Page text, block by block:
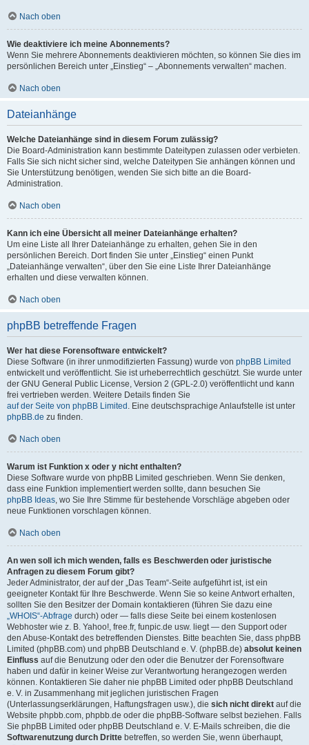
Nach oben
Wie deaktiviere ich meine Abonnements?
Wenn Sie mehrere Abonnements deaktivieren möchten, so können Sie dies im
persönlichen Bereich unter „Einstieg“ – „Abonnements verwalten“ machen.
Nach oben
Dateianhänge
Welche Dateianhänge sind in diesem Forum zulässig?
Die Board-Administration kann bestimmte Dateitypen zulassen oder verbieten.
Falls Sie sich nicht sicher sind, welche Dateitypen Sie anhängen können und
Sie Unterstützung benötigen, wenden Sie sich bitte an die Board-
Administration.
Nach oben
Kann ich eine Übersicht all meiner Dateianhänge erhalten?
Um eine Liste all Ihrer Dateianhänge zu erhalten, gehen Sie in den
persönlichen Bereich. Dort finden Sie unter „Einstieg“ einen Punkt
„Dateianhänge verwalten“, über den Sie eine Liste Ihrer Dateianhänge
erhalten und diese verwalten können.
Nach oben
phpBB betreffende Fragen
Wer hat diese Forensoftware entwickelt?
Diese Software (in ihrer unmodifizierten Fassung) wurde von phpBB Limited
entwickelt und veröffentlicht. Sie ist urheberrechtlich geschützt. Sie wurde unter
der GNU General Public License, Version 2 (GPL-2.0) veröffentlicht und kann
frei vertrieben werden. Weitere Details finden Sie
auf der Seite von phpBB Limited . Eine deutschsprachige Anlaufstelle ist unter
phpBB.de zu finden.
Nach oben
Warum ist Funktion x oder y nicht enthalten?
Diese Software wurde von phpBB Limited geschrieben. Wenn Sie denken,
dass eine Funktion implementiert werden sollte, dann besuchen Sie
phpBB Ideas, wo Sie Ihre Stimme für bestehende Vorschläge abgeben oder
neue Funktionen vorschlagen können.
Nach oben
An wen soll ich mich wenden, falls es Beschwerden oder juristische
Anfragen zu diesem Forum gibt?
Jeder Administrator, der auf der „Das Team“-Seite aufgeführt ist, ist ein
geeigneter Kontakt für Ihre Beschwerde. Wenn Sie so keine Antwort erhalten,
sollten Sie den Besitzer der Domain kontaktieren (führen Sie dazu eine
„WHOIS“-Abfrage durch) oder — falls diese Seite bei einem kostenlosen
Webhoster wie z. B. Yahoo!, free.fr, funpic.de usw. liegt — den Support oder
den Abuse-Kontakt des betreffenden Dienstes. Bitte beachten Sie, dass phpBB
Limited (phpBB.com) und phpBB Deutschland e. V. (phpBB.de) absolut keinen
Einfluss auf die Benutzung oder den oder die Benutzer der Forensoftware
haben und dafür in keiner Weise zur Verantwortung herangezogen werden
können. Kontaktieren Sie daher nie phpBB Limited oder phpBB Deutschland
e. V. in Zusammenhang mit jeglichen juristischen Fragen
(Unterlassungserklärungen, Haftungsfragen usw.), die sich nicht direkt auf die
Website phpbb.com, phpbb.de oder die phpBB-Software selbst beziehen. Falls
Sie phpBB Limited oder phpBB Deutschland e. V. E-Mails schreiben, die die
Softwarenutzung durch Dritte betreffen, so werden Sie, wenn überhaupt,